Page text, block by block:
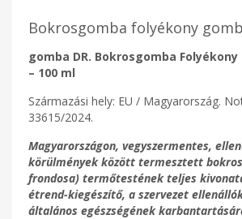
Bokrosgomba folyékony
gomba DR. Bokrosgomba
– 100 ml
Származási hely: EU / Magyarország.
33615/2024.
Magyarországon, vegyszermentes,
körülmények között termesztett
frondosa) termőtestének teljes
étrend-kiegészítő, a szervezet
általános egészségének